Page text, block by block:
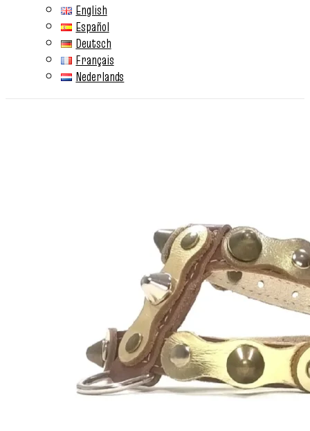
English
Español
Deutsch
Français
Nederlands